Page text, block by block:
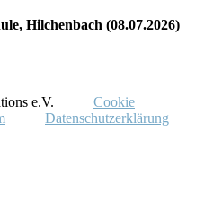
Hilchenbach (08.07.2026)
e.V.
Cookie
Datenschutzerklärung